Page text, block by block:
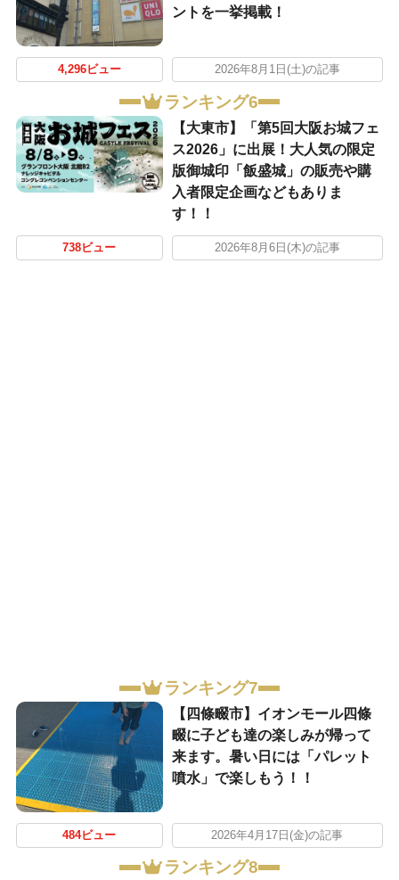
ントを一挙掲載！
4,296ビュー 2026年8月1日(土)の記事
ランキング6
【大東市】「第5回大阪お城フェ
ス2026」に出展！大人気の限定
版御城印「飯盛城」の販売や購
入者限定企画などもありま
す！！
738ビュー 2026年8月6日(木)の記事
ランキング7
【四條畷市】イオンモール四條
畷に子ども達の楽しみが帰って
来ます。暑い日には「パレット
噴水」で楽しもう！！
484ビュー 2026年4月17日(金)の記事
ランキング8